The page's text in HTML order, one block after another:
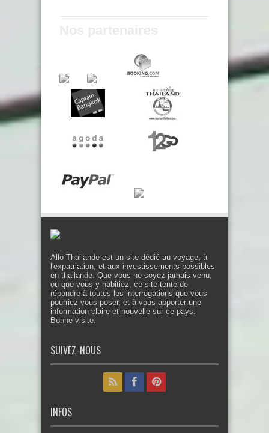
Allo Thailande est un site dédié au voyage, à
l'expatriation, et aux investissements possibles
en thailande. Que vous ne soyez jamais venu,
ou que vous y habitiez, ce site tente de
répondre à toutes les interrogations que vous
pourriez vous poser, et à vous apporter une
information claire et nouvelle sur ce pays.
Bonne visite.
SUIVEZ-NOUS
INFOS